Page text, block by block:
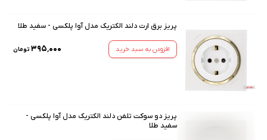
پریز برق ارت دلند الکتریک مدل آوا پلکسی - سفید طلا
افزودن به سبد خرید ۳۹۵٬۰۰۰ تومان
پریز دو سوکت تلفن دلند الکتریک مدل آوا پلکسی -
سفید طلا